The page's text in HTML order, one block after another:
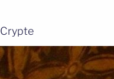
Crypte